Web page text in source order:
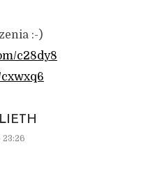
:-)
c28dy8